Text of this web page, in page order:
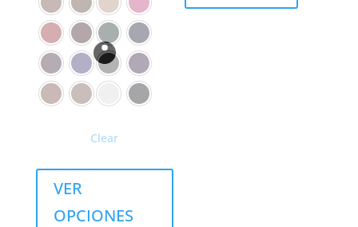
Clear
VER
OPCIONES